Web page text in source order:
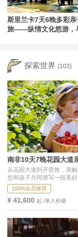
斯里兰卡7天6晚多彩亲
旅——纵情文化悠游，
探索世界 (103)
南非10天7晚花园大
从花园大道到开普敦，亲
您和孩子共同谱写一段美好
100%会员推荐
¥ 41,600 起 /单人价格